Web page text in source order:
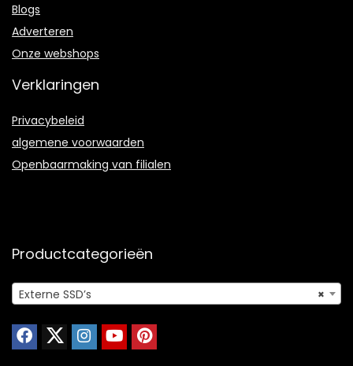
Blogs
Adverteren
Onze webshops
Verklaringen
Privacybeleid
algemene voorwaarden
Openbaarmaking van filialen
Productcategorieën
×
Externe SSD’s